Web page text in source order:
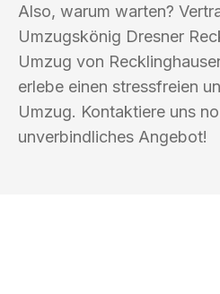
Also, warum warten?
Umzugskönig Dresner
Umzug von
erlebe einen stressfreien
Umzug. Kontaktiere uns
unverbindliches Angebot!